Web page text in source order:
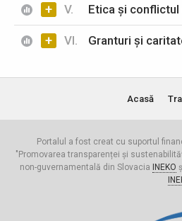
+ V. Etica și
+ VI. Granturi și
Acasă
Portalul a fost creat cu suportul
"Promovarea transparenței și
non-guvernamentală din Slovacia
INEKO